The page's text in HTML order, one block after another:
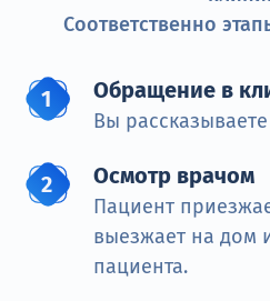
Соответственно
Обращение в
Вы
Осмотр врачом
Пациент
выезжает на дом
пациента.